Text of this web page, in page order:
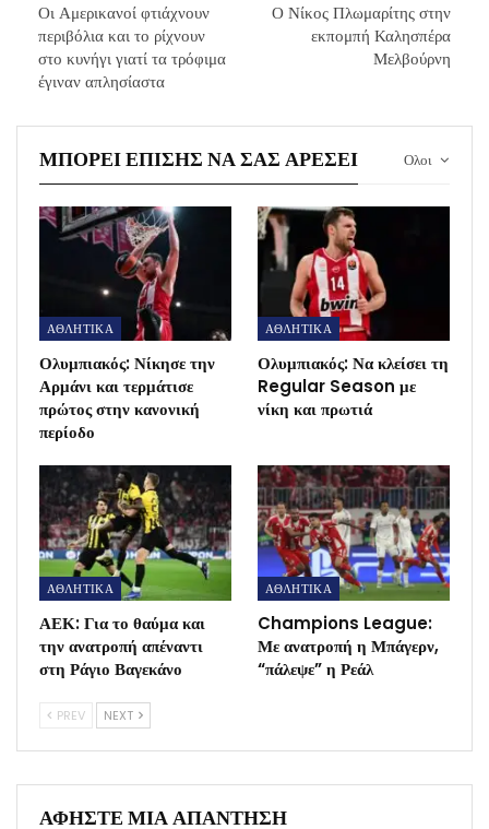
Οι Αμερικανοί φτιάχνουν
περιβόλια και το ρίχνουν
στο κυνήγι γιατί τα τρόφιμα
έγιναν απλησίαστα
Ο Νίκος Πλωμαρίτης στην
εκπομπή Καλησπέρα
Μελβούρνη
Ολοι
ΜΠΟΡΕΊ ΕΠΊΣΗΣ ΝΑ ΣΑΣ ΑΡΈΣΕΙ
ΑΘΛΗΤΙΚΑ
Ολυμπιακός: Νίκησε την
Αρμάνι και τερμάτισε
πρώτος στην κανονική
περίοδο
ΑΘΛΗΤΙΚΑ
Ολυμπιακός: Να κλείσει τη
Regular Season με
νίκη και πρωτιά
ΑΘΛΗΤΙΚΑ
ΑΕΚ: Για το θαύμα και
την ανατροπή απέναντι
στη Ράγιο Βαγεκάνο
ΑΘΛΗΤΙΚΑ
Champions League:
Με ανατροπή η Μπάγερν,
“πάλεψε” η Ρεάλ
PREV NEXT
ΑΦΉΣΤΕ ΜΙΑ ΑΠΆΝΤΗΣΗ